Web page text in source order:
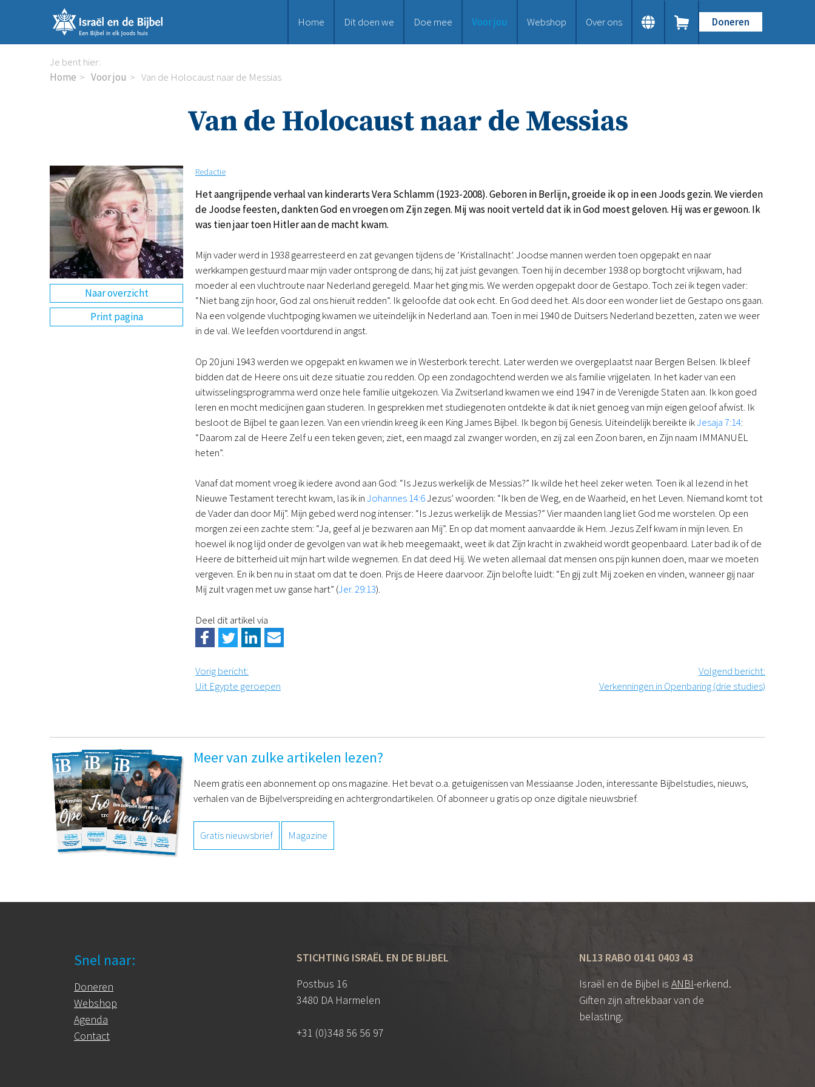
Home Dit doen we Doe mee Voor jou Webshop Over ons Doneren
Je bent hier:
Home
Voor jou Van de Holocaust naar de Messias
Van de Holocaust naar de Messias
Naar overzicht
Print pagina
Redactie
Het aangrijpende verhaal van kinderarts Vera Schlamm (1923-2008). Geboren in Berlijn, groeide ik op in een Joods gezin. We vierden
de Joodse feesten, dankten God en vroegen om Zijn zegen. Mij was nooit verteld dat ik in God moest geloven. Hij was er gewoon. Ik
was tien jaar toen Hitler aan de macht kwam.
Mijn vader werd in 1938 gearresteerd en zat gevangen tijdens de ‘Kristallnacht’. Joodse mannen werden toen opgepakt en naar
werkkampen gestuurd maar mijn vader ontsprong de dans; hij zat juist gevangen. Toen hij in december 1938 op borgtocht vrijkwam, had
moeder al een vluchtroute naar Nederland geregeld. Maar het ging mis. We werden opgepakt door de Gestapo. Toch zei ik tegen vader:
“Niet bang zijn hoor, God zal ons hieruit redden”. Ik geloofde dat ook echt. En God deed het. Als door een wonder liet de Gestapo ons gaan.
Na een volgende vluchtpoging kwamen we uiteindelijk in Nederland aan. Toen in mei 1940 de Duitsers Nederland bezetten, zaten we weer
in de val. We leefden voortdurend in angst.
Op 20 juni 1943 werden we opgepakt en kwamen we in Westerbork terecht. Later werden we overgeplaatst naar Bergen Belsen. Ik bleef
bidden dat de Heere ons uit deze situatie zou redden. Op een zondagochtend werden we als familie vrijgelaten. In het kader van een
uitwisselingsprogramma werd onze hele familie uitgekozen. Via Zwitserland kwamen we eind 1947 in de Verenigde Staten aan. Ik kon goed
leren en mocht medicijnen gaan studeren. In gesprekken met studiegenoten ontdekte ik dat ik niet genoeg van mijn eigen geloof afwist. Ik
besloot de Bijbel te gaan lezen. Van een vriendin kreeg ik een King James Bijbel. Ik begon bij Genesis. Uiteindelijk bereikte ikJesaja 7:14:
“Daarom zal de Heere Zelf u een teken geven; ziet, een maagd zal zwanger worden, en zij zal een Zoon baren, en Zijn naam IMMANUËL
heten”.
Vanaf dat moment vroeg ik iedere avond aan God: “Is Jezus werkelijk de Messias?” Ik wilde het heel zeker weten. Toen ik al lezend in het
Nieuwe Testament terecht kwam, las ik inJohannes 14:6Jezus’ woorden: “Ik ben de Weg, en de Waarheid, en het Leven. Niemand komt tot
de Vader dan door Mij”. Mijn gebed werd nog intenser: “Is Jezus werkelijk de Messias?” Vier maanden lang liet God me worstelen. Op een
morgen zei een zachte stem: “Ja, geef al je bezwaren aan Mij”. En op dat moment aanvaardde ik Hem. Jezus Zelf kwam in mijn leven. En
hoewel ik nog lijd onder de gevolgen van wat ik heb meegemaakt, weet ik dat Zijn kracht in zwakheid wordt geopenbaard. Later bad ik of de
Heere de bitterheid uit mijn hart wilde wegnemen. En dat deed Hij. We weten allemaal dat mensen ons pijn kunnen doen, maar we moeten
vergeven. En ik ben nu in staat om dat te doen. Prijs de Heere daarvoor. Zijn belofte luidt: “En gij zult Mij zoeken en vinden, wanneer gij naar
Mij zult vragen met uw ganse hart” (Jer. 29:13).
Deel dit artikel via
Vorig bericht:
Uit Egypte geroepen
Volgend bericht:
Verkenningen in Openbaring (drie studies)
Meer van zulke artikelen lezen?
Neem gratis een abonnement op ons magazine. Het bevat o.a. getuigenissen van Messiaanse Joden, interessante Bijbelstudies, nieuws,
verhalen van de Bijbelverspreiding en achtergrondartikelen. Of abonneer u gratis op onze digitale nieuwsbrief.
Gratis nieuwsbrief Magazine
Snel naar:
Doneren
Webshop
Agenda
Contact
STICHTING ISRAËL EN DE BIJBEL
Postbus 16
3480 DA Harmelen
+31 (0)348 56 56 97
NL13 RABO 0141 0403 43
Israël en de Bijbel is ANBI-erkend.
Giften zijn aftrekbaar van de
belasting.
Doneer
Bid mee
Voor jou
Kennisbank
Podcast
Magazine
Digitale nieuwsbrief
Jongerenwerk
Het Studiehuis (cursus)
Webshop
Over ons
Onze visie
Geschiedenis
Veelgestelde vragen
Contact
Doneren